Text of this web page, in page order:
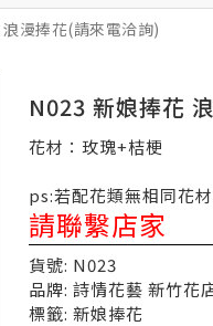
漫捧花(請來電洽詢)
N023 新娘捧花
花材：玫瑰+桔梗
ps:若配花類無相同花
請聯繫店家
貨號: N023
品牌: 詩情花藝 新竹花
標籤: 新娘捧花